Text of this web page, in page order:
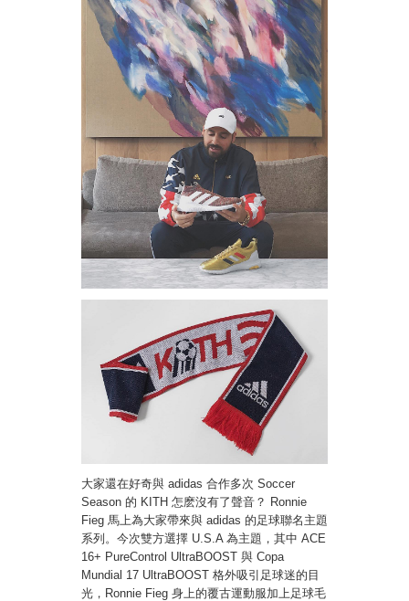
大家還在好奇與 adidas 合作多次 Soccer
Season 的 KITH 怎麽沒有了聲音？ Ronnie
Fieg 馬上為大家帶來與 adidas 的足球聯名主題
系列。今次雙方選擇 U.S.A 為主題，其中 ACE
16+ PureControl UltraBOOST 與 Copa
Mundial 17 UltraBOOST 格外吸引足球迷的目
光，Ronnie Fieg 身上的覆古運動服加上足球毛